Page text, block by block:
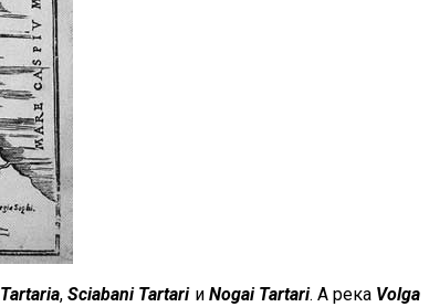
Tartaria,Sciabani Tartariи Nogai Tartari. А река Volga